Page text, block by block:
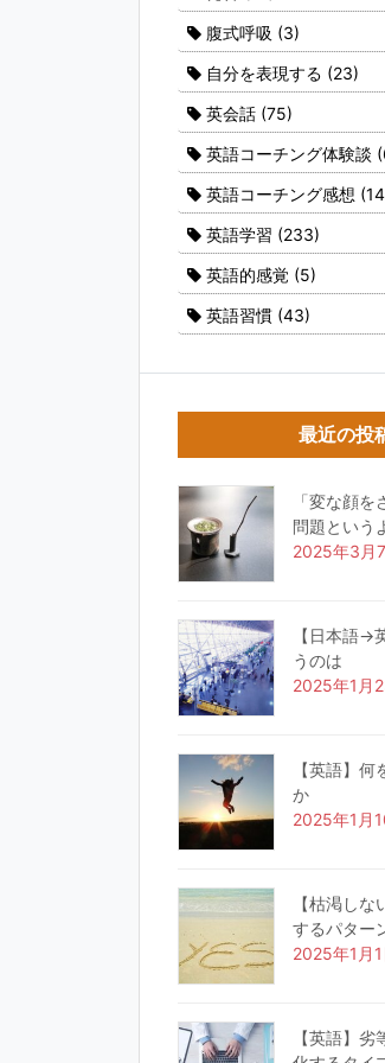
腹式呼吸 (3)
自分を表現する (23)
英会話 (75)
英語コーチング体験談
英語コーチング感想
英語学習 (233)
英語的感覚 (5)
英語習慣 (43)
最近の投
「変な顔
問題という
2025年3月
【日本語→
うのは
2025年1月
【英語】
か
2025年1月
【枯渇し
するパター
2025年1月1
【英語】